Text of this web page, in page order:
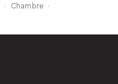
· Chambre ·